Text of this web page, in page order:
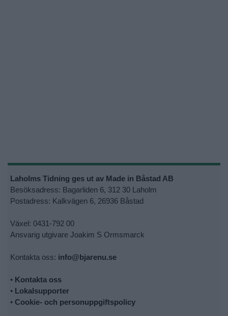
Laholms Tidning ges ut av Made in Båstad AB
Besöksadress: Bagarliden 6, 312 30 Laholm
Postadress: Kalkvägen 6, 26936 Båstad
Växel: 0431-792 00
Ansvarig utgivare Joakim S Ormsmarck
Kontakta oss: info@bjarenu.se
• Kontakta oss
• Lokalsupporter
• Cookie- och personuppgiftspolicy